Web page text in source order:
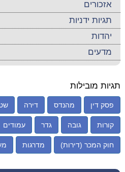
אזכורים
תגיות ידניות
יהדות
מדעים
תגיות מובילות
פסק דין מהנדס דירה
קורות גובה גדר עמודים
חוק המכר (דירות) מדרגות